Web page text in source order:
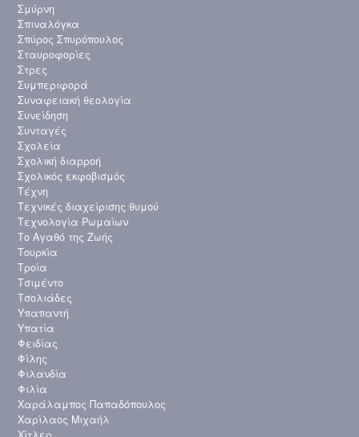
Σμύρνη
Σπιναλόγκα
Σπύρος Σπυρόπουλος
Σταυροφορίες
Στρες
Συμπεριφορά
Συναφειακή θεολογία
Συνείδηση
Συνταγές
Σχολεία
Σχολική διαρροή
Σχολικός εκφοβισμός
Τέχνη
Τεχνικές διαχείρισης θυμού
Τεχνολογία Ρωμαίων
Το Αγαθό της Ζωής
Τουρκία
Τροία
Τσιμέντο
Τσολιάδες
Υπαπαντή
Υπατία
Φειδίας
Φίλης
Φιλανδία
Φιλία
Χαράλαμπος Παπαδόπουλος
Χαρίλαος Μιχαήλ